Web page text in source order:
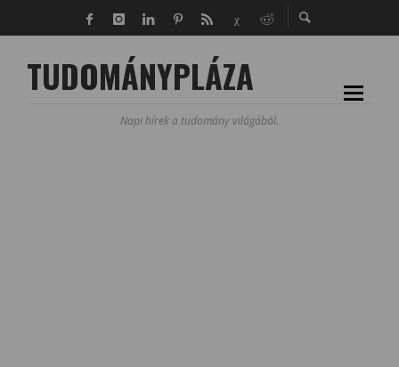
TUDOMÁNYPLÁZA
Napi hírek a tudomány világából.